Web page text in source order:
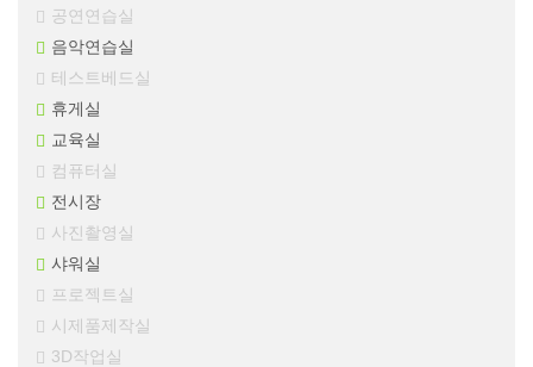
공연연습실
음악연습실
테스트베드실
휴게실
교육실
컴퓨터실
전시장
사진촬영실
샤워실
프로젝트실
시제품제작실
3D작업실